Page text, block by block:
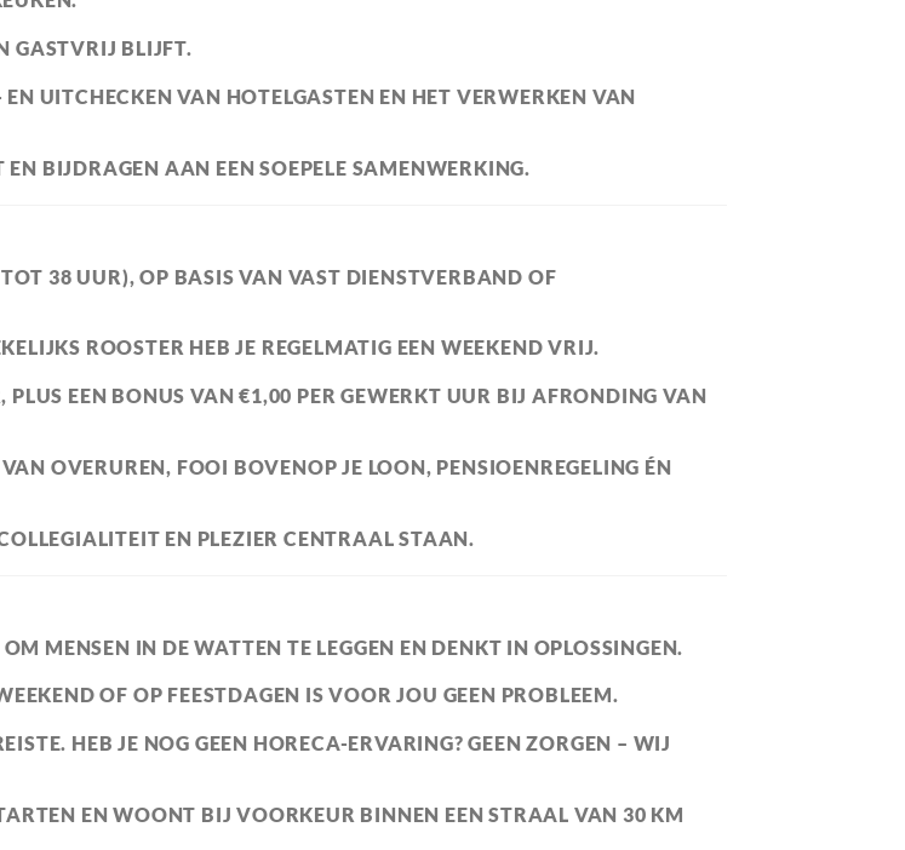
GASTVRIJ BLIJFT.
UITCHECKEN VAN HOTELGASTEN EN HET VERWERKEN VAN
BIJDRAGEN AAN EEN SOEPELE SAMENWERKING.
38 UUR), OP BASIS VAN VAST DIENSTVERBAND OF
ROOSTER HEB JE REGELMATIG EEN WEEKEND VRIJ.
EEN BONUS VAN €1,00 PER GEWERKT UUR BIJ AFRONDING VAN
OVERUREN, FOOI BOVENOP JE LOON, PENSIOENREGELING ÉN
EN PLEZIER CENTRAAL STAAN.
MENSEN IN DE WATTEN TE LEGGEN EN DENKT IN OPLOSSINGEN.
OF OP FEESTDAGEN IS VOOR JOU GEEN PROBLEEM.
HEB JE NOG GEEN HORECA-ERVARING? GEEN ZORGEN – WIJ
EN WOONT BIJ VOORKEUR BINNEN EEN STRAAL VAN 30 KM